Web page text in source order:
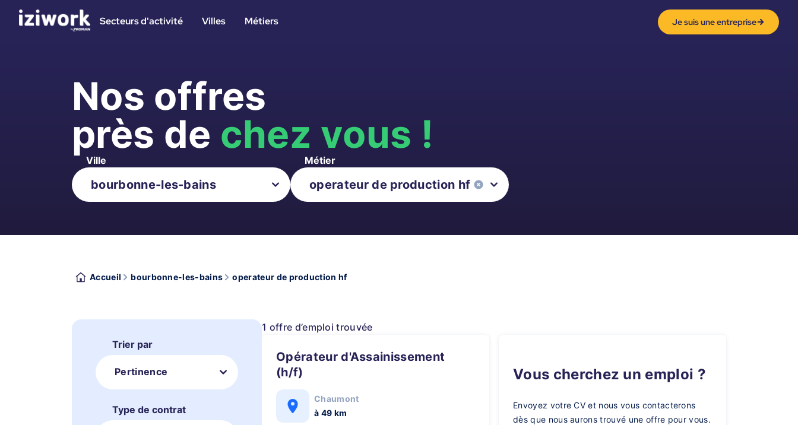
Secteurs d'activité Villes Métiers Je suis une entreprise
Nos offres
près de chez vous !
Ville Métier
Accueil bourbonne-les-bains operateur de production hf
Trier par
Pertinence
Type de contrat
1 offre d’emploi trouvée
Opérateur d'Assainissement
(h/f)
Chaumont
à 49 km
Vous cherchez un emploi ?
Envoyez votre CV et nous vous contacterons
dès que nous aurons trouvé une offre pour vous.